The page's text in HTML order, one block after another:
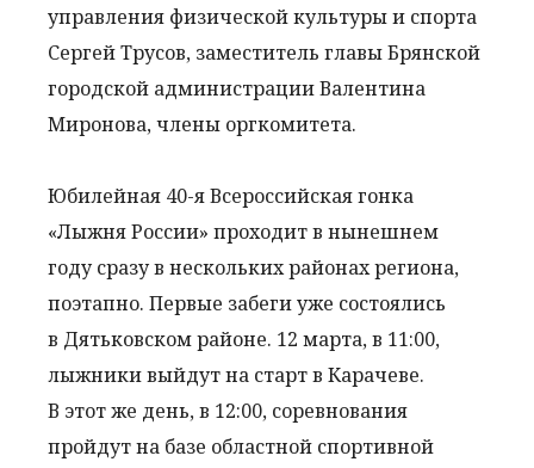
управления физической культуры и спорта
Сергей Трусов, заместитель главы Брянской
городской администрации Валентина
Миронова, члены оргкомитета.
Юбилейная 40-я Всероссийская гонка
«Лыжня России» проходит в нынешнем
году сразу в нескольких районах региона,
поэтапно. Первые забеги уже состоялись
в Дятьковском районе. 12 марта, в 11:00,
лыжники выйдут на старт в Карачеве.
В этот же день, в 12:00, соревнования
пройдут на базе областной спортивной